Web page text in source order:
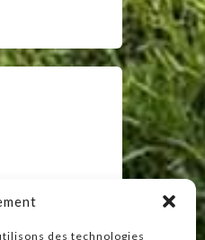
des technologies